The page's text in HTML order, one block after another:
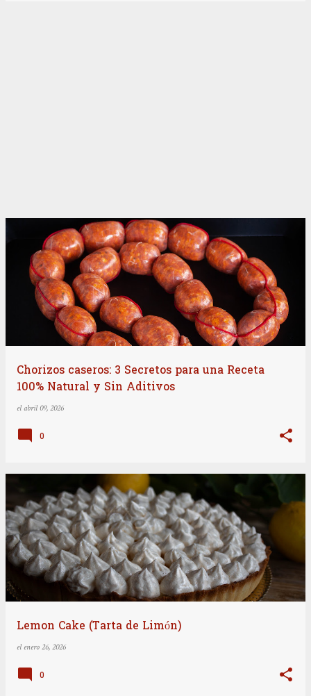
Chorizos caseros: 3 Secretos para una Receta
100% Natural y Sin Aditivos
el abril 09, 2026
0
Lemon Cake (Tarta de Limón)
el enero 26, 2026
0